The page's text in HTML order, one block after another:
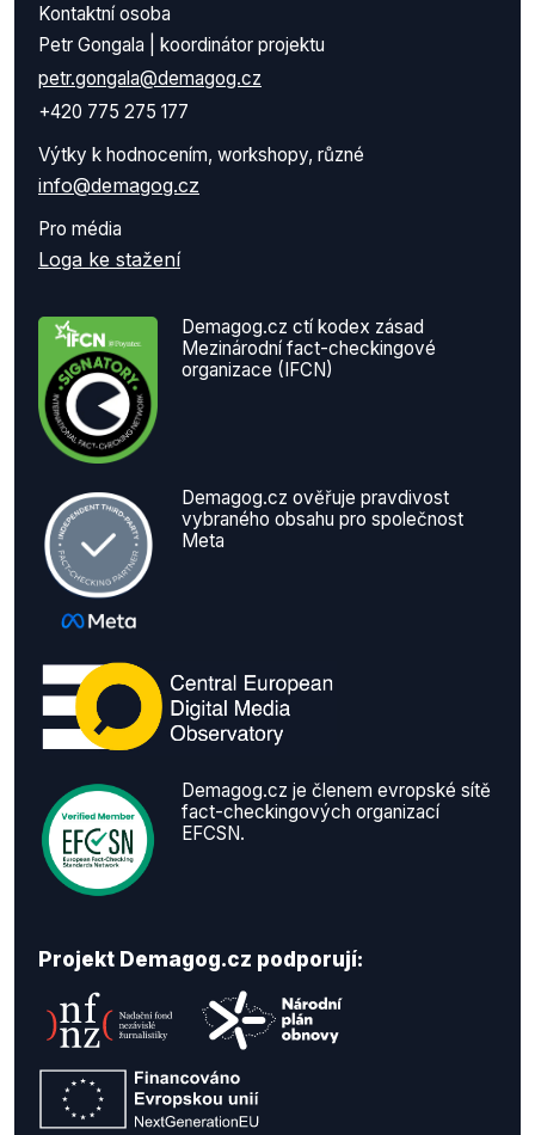
Kontaktní osoba
Petr Gongala | koordinátor projektu
petr.gongala@demagog.cz
+420 775 275 177
Výtky k hodnocením, workshopy, různé
info@demagog.cz
Pro média
Loga ke stažení
Demagog.cz ctí kodex zásad
Mezinárodní fact-checkingové
organizace (IFCN)
Demagog.cz ověřuje pravdivost
vybraného obsahu pro společnost
Meta
Demagog.cz je členem evropské sítě
fact-checkingových organizací
EFCSN.
Projekt Demagog.cz podporují: